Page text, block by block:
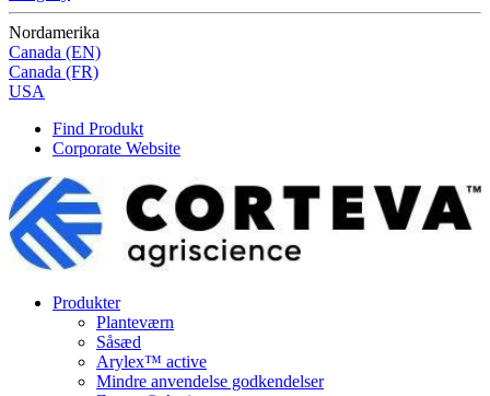
Nordamerika
Canada (EN)
Canada (FR)
USA
Find Produkt
Corporate Website
Produkter
Planteværn
Såsæd
Arylex™ active
Mindre anvendelse godkendelser